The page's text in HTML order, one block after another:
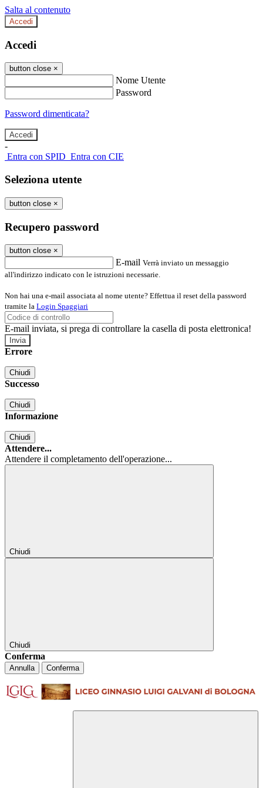
Salta al contenuto
Accedi
Accedi
button close ×
Nome Utente
Password
Password dimenticata?
-
Entra con SPID Entra con CIE
Seleziona utente
button close ×
Recupero password
button close ×
E-mail Verrà inviato un messaggio
all'indirizzo indicato con le istruzioni necessarie.
Non hai una e-mail associata al nome utente? Effettua il reset della password
tramite la Login Spaggiari
E-mail inviata, si prega di controllare la casella di posta elettronica!
Errore
Chiudi
Successo
Chiudi
Informazione
Chiudi
Attendere...
Attendere il completamento dell'operazione...
Chiudi
Chiudi
Conferma
Annulla Conferma